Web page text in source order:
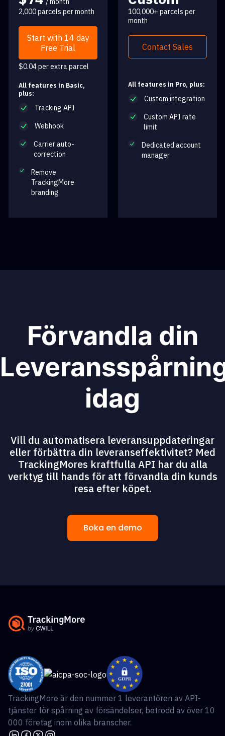
2,000 parcels per month
Start with 14 day
Free Trial
$0.04 per extra parcel
All features in Basic,
plus:
Tracking API
Webhook
Carrier auto-
correction
Remove
TrackingMore
branding
100,000+ parcels per
month
Contact Sales
All features in Pro, plus:
Custom integration
Custom API rate
limit
Dedicated account
manager
Förvandla din
idag
Vill du automatisera leveransuppdateringar
eller förbättra din leveranseffektivitet? Med
TrackingMores kraftfulla API har du alla
verktyg till hands för att förvandla din kunds
resa efter köpet.
Boka en demo
TrackingMore är den nummer 1 leverantören av API-
tjänster för spårning av försändelser, betrodd av över 10
000 företag inom olika branscher.